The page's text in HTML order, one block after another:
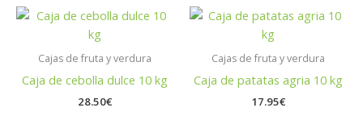
Cajas de fruta y verdura
Caja de cebolla dulce 10 kg
28.50€
Cajas de fruta y verdura
Caja de patatas agria 10 kg
17.95€